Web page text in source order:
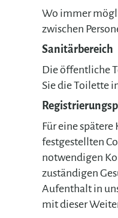
Wo immer
zwischen
Sanitärbereich
Die öffentliche
Sie die Toilette
Für eine
festgestellten
notwendigen
zuständigen
Aufenthalt in
mit dieser